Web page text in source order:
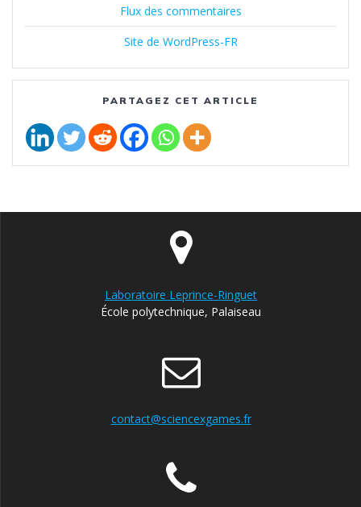
Flux des commentaires
Site de WordPress-FR
PARTAGEZ CET ARTICLE
Laboratoire Leprince-Ringuet
École polytechnique, Palaiseau
contact@sciencexgames.fr